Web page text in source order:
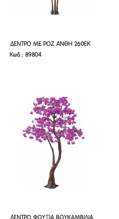
ΔΕΝΤΡΟ ΜΕ ΡΟΖ ΑΝΘΗ 260ΕΚ
ΔΕΝΤΡΟ ΜΕ ΡΟΖ ΑΝΘΗ 260ΕΚ
Κωδ.: 89804
ΔΕΝΤΡΟ ΦΟΥΞΙΑ ΒΟΥΚΑΜΒΙΛΙΑ
ΔΕΝΤΡΟ ΦΟΥΞΙΑ ΒΟΥΚΑΜΒΙΛΙΑ